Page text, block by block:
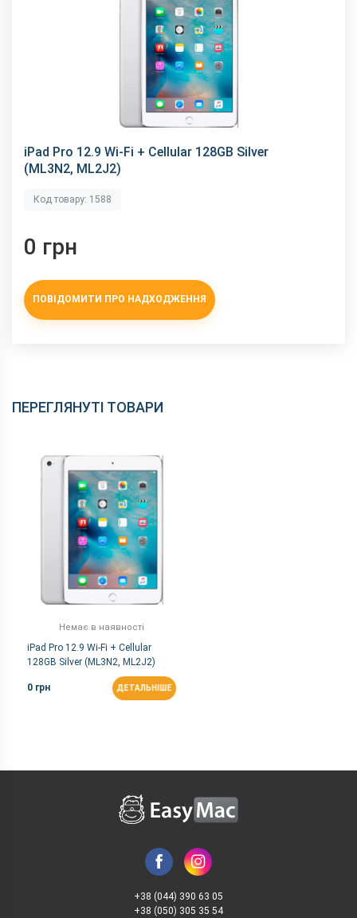
iPad Pro 12.9 Wi-Fi + Cellular 128GB Silver
(ML3N2, ML2J2)
Код товару: 1588
0 грн
ПОВІДОМИТИ ПРО НАДХОДЖЕННЯ
ПЕРЕГЛЯНУТІ ТОВАРИ
Немає в наявності
iPad Pro 12.9 Wi-Fi + Cellular
128GB Silver (ML3N2, ML2J2)
0 грн ДЕТАЛЬНІШЕ
+38 (044) 390 63 05
+38 (050) 305 35 54